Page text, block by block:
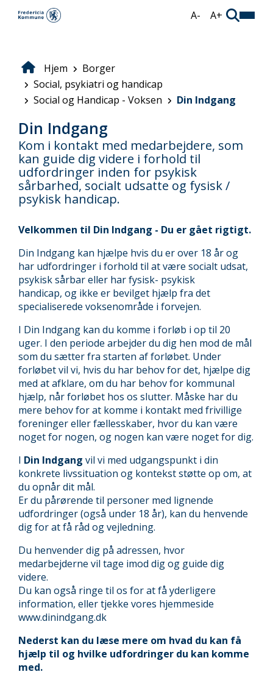
A- A+
Brødkrumme
Hjem
Borger
Social, psykiatri og handicap
Social og Handicap - Voksen
Din Indgang
Din Indgang
Kom i kontakt med medarbejdere, som
kan guide dig videre i forhold til
udfordringer inden for psykisk
sårbarhed, socialt udsatte og fysisk /
psykisk handicap.
Velkommen til Din Indgang - Du er gået rigtigt.
Din Indgang kan hjælpe hvis du er over 18 år og
har udfordringer i forhold til at være socialt udsat,
psykisk sårbar eller har fysisk- psykisk
handicap, og ikke er bevilget hjælp fra det
specialiserede voksenområde i forvejen.
I Din Indgang kan du komme i forløb i op til 20
uger. I den periode arbejder du dig hen mod de mål
som du sætter fra starten af forløbet. Under
forløbet vil vi, hvis du har behov for det, hjælpe dig
med at afklare, om du har behov for kommunal
hjælp, når forløbet hos os slutter. Måske har du
mere behov for at komme i kontakt med frivillige
foreninger eller fællesskaber, hvor du kan være
noget for nogen, og nogen kan være noget for dig.
I Din Indgang vil vi med udgangspunkt i din
konkrete livssituation og kontekst støtte op om, at
du opnår dit mål.
Er du pårørende til personer med lignende
udfordringer (også under 18 år), kan du henvende
dig for at få råd og vejledning.
Du henvender dig på adressen, hvor
medarbejderne vil tage imod dig og guide dig
videre.
Du kan også ringe til os for at få yderligere
information, eller tjekke vores hjemmeside
www.dinindgang.dk
Nederst kan du læse mere om hvad du kan få
hjælp til og hvilke udfordringer du kan komme
med.